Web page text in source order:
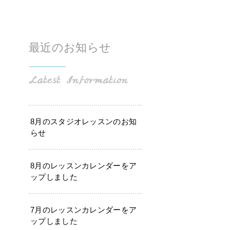
最近のお知らせ
8月のスタジオレッスンのお知
らせ
8月のレッスンカレンダーをア
ップしました
7月のレッスンカレンダーをア
ップしました